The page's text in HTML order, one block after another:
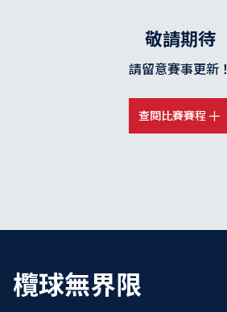
敬請期待
請留意賽事更新！
查閱比賽賽程
欖球無界限